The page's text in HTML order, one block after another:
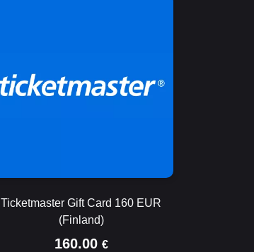
Ticketmaster Gift Card 160 EUR
(Finland)
160.00 €